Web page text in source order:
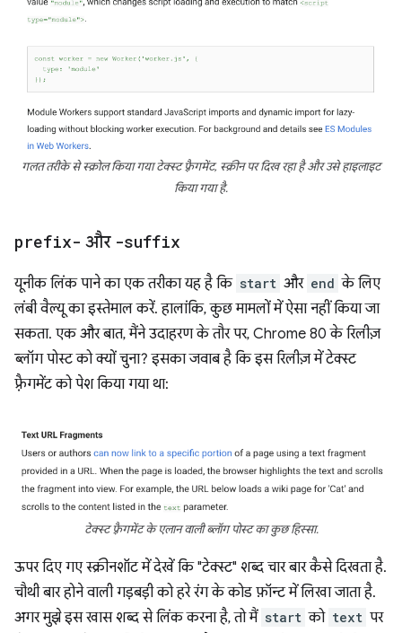
गलत तरीके से स्क्रोल किया गया टेक्स्ट फ़्रैगमेंट, स्क्रीन पर दिख रहा है और उसे हाइलाइट
किया गया है.
prefix- और -suffix
यूनीक लिंक पाने का एक तरीका यह है कि start और end के लिए
लंबी वैल्यू का इस्तेमाल करें. हालांकि, कुछ मामलों में ऐसा नहीं किया जा
सकता. एक और बात, मैंने उदाहरण के तौर पर, Chrome 80 के रिलीज़
ब्लॉग पोस्ट को क्यों चुना? इसका जवाब है कि इस रिलीज़ में टेक्स्ट
फ़्रैगमेंट को पेश किया गया था:
टेक्स्ट फ़्रैगमेंट के एलान वाली ब्लॉग पोस्ट का कुछ हिस्सा.
ऊपर दिए गए स्क्रीनशॉट में देखें कि "टेक्स्ट" शब्द चार बार कैसे दिखता है.
चौथी बार होने वाली गड़बड़ी को हरे रंग के कोड फ़ॉन्ट में लिखा जाता है.
अगर मुझे इस खास शब्द से लिंक करना है, तो मैं start को text पर